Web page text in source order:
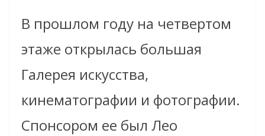
В прошлом году на четвертом
этаже открылась большая
Галерея искусства,
кинематографии и фотографии.
Спонсором ее был Лео